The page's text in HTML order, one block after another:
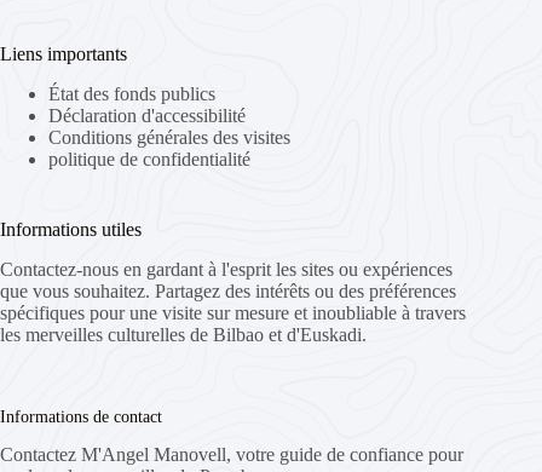
Liens importants
État des fonds publics
Déclaration d'accessibilité
Conditions générales des visites
politique de confidentialité
Informations utiles
Contactez-nous en gardant à l'esprit les sites ou expériences
que vous souhaitez. Partagez des intérêts ou des préférences
spécifiques pour une visite sur mesure et inoubliable à travers
les merveilles culturelles de Bilbao et d'Euskadi.
Informations de contact
Contactez M'Angel Manovell, votre guide de confiance pour